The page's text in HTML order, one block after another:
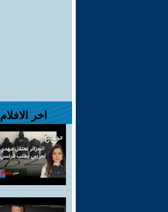
اخر الافلام